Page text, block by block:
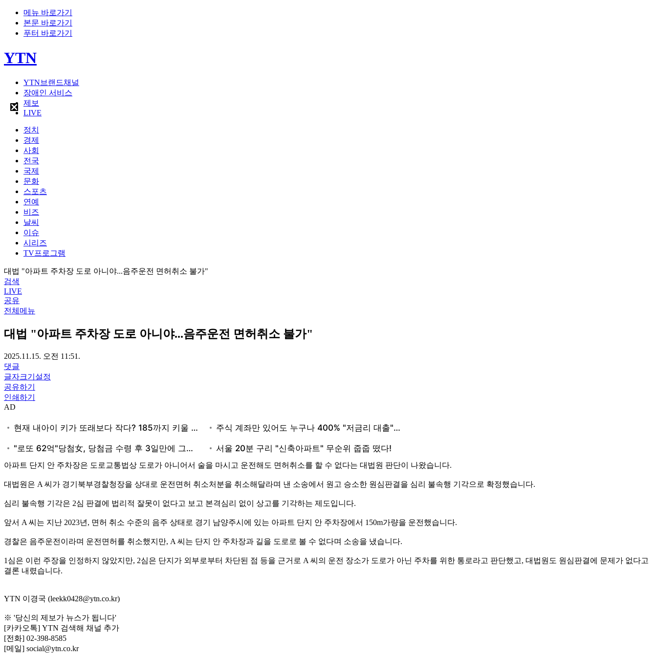
메뉴 바로가기
본문 바로가기
푸터 바로가기
YTN
YTN브랜드채널
장애인 서비스
제보
LIVE
정치
경제
사회
전국
국제
문화
스포츠
연예
비즈
날씨
이슈
시리즈
TV프로그램
대법 "아파트 주차장 도로 아니야...음주운전 면허취소 불가"
검색
LIVE
공유
전체메뉴
대법 "아파트 주차장 도로 아니야...음주운전 면허취소 불가"
2025.11.15. 오전 11:51.
댓글
글자크기설정
공유하기
인쇄하기
AD
아파트 단지 안 주차장은 도로교통법상 도로가 아니어서 술을 마시고 운전해도 면허취소를 할 수 없다는 대법원 판단이 나왔습니다.
대법원은 A 씨가 경기북부경찰청장을 상대로 운전면허 취소처분을 취소해달라며 낸 소송에서 원고 승소한 원심판결을 심리 불속행 기각으로 확정했습니다.
심리 불속행 기각은 2심 판결에 법리적 잘못이 없다고 보고 본격심리 없이 상고를 기각하는 제도입니다.
앞서 A 씨는 지난 2023년, 면허 취소 수준의 음주 상태로 경기 남양주시에 있는 아파트 단지 안 주차장에서 150m가량을 운전했습니다.
경찰은 음주운전이라며 운전면허를 취소했지만, A 씨는 단지 안 주차장과 길을 도로로 볼 수 없다며 소송을 냈습니다.
1심은 이런 주장을 인정하지 않았지만, 2심은 단지가 외부로부터 차단된 점 등을 근거로 A 씨의 운전 장소가 도로가 아닌 주차를 위한 통로라고 판단했고, 대법원도 원심판결에 문제가 없다고
결론 내렸습니다.
YTN 이경국 (leekk0428@ytn.co.kr)
※ '당신의 제보가 뉴스가 됩니다'
[카카오톡] YTN 검색해 채널 추가
[전화] 02-398-8585
[메일] social@ytn.co.kr